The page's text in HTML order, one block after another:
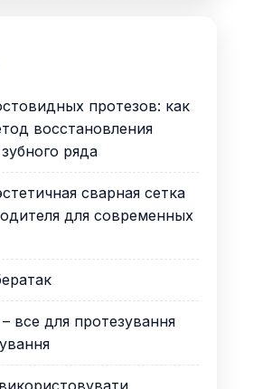
протезов: как
восстановления
ряда
сварная сетка
для современных
все для протезування